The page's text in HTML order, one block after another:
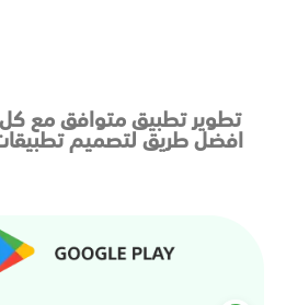
تطوير تطبيق متوافق مع
افضل طريق لتصميم